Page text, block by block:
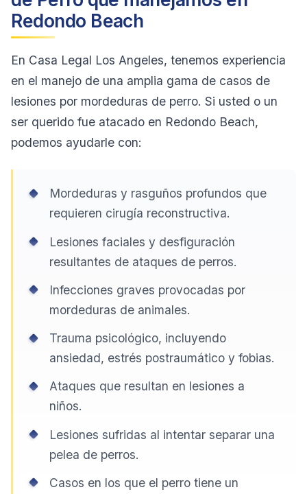
Redondo Beach
En Casa Legal Los Angeles, tenemos experiencia
en el manejo de una amplia gama de casos de
lesiones por mordeduras de perro. Si usted o un
ser querido fue atacado en Redondo Beach,
podemos ayudarle con:
Mordeduras y rasguños profundos que
requieren cirugía reconstructiva.
Lesiones faciales y desfiguración
resultantes de ataques de perros.
Infecciones graves provocadas por
mordeduras de animales.
Trauma psicológico, incluyendo
ansiedad, estrés postraumático y fobias.
Ataques que resultan en lesiones a
niños.
Lesiones sufridas al intentar separar una
pelea de perros.
Casos en los que el perro tiene un